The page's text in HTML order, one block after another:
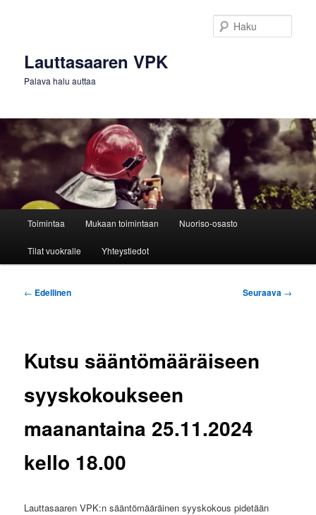
Lauttasaaren VPK
Palava halu auttaa
Toimintaa Mukaan toimintaan Nuoriso-osasto
Tilat vuokralle Yhteystiedot
Artikkelien
← Edellinen Seuraava →
Kutsu sääntömääräiseen
syyskokoukseen
maanantaina 25.11.2024
kello 18.00
Lauttasaaren VPK:n sääntömääräinen syyskokous pidetään